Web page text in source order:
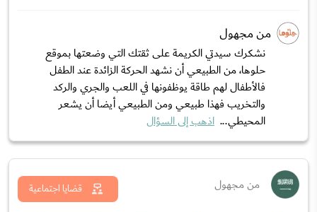
من مجهول
نشكرك سيدتي الكريمة على ثقتك التي وضعتها بموقع
حلوها، من الطبيعي أن نشهد الحركة الزائدة عند الطفل
فالأطفال لهم طاقة يوظفونها في اللعب والجري والركد
والتخريب فهذا طبيعي ومن الطبيعي أيضا أن يشعر
المحيطي... اذهب إلى السؤال
من مجهول قضايا اجتماعية